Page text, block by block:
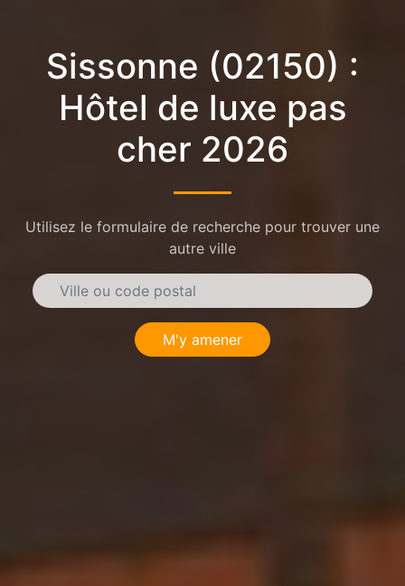
Sissonne (02150) :
Hôtel de luxe pas
cher 2026
Utilisez le formulaire de recherche pour trouver une
autre ville
M'y amener